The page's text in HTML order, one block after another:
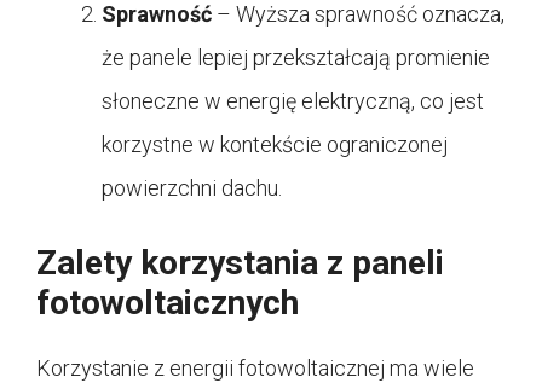
Sprawność – Wyższa sprawność oznacza,
że panele lepiej przekształcają promienie
słoneczne w energię elektryczną, co jest
korzystne w kontekście ograniczonej
powierzchni dachu.
Zalety korzystania z paneli
fotowoltaicznych
Korzystanie z energii fotowoltaicznej ma wiele